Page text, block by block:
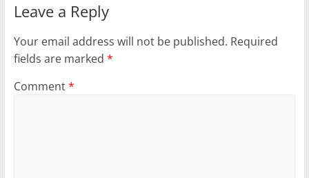
Leave a Reply
Your email address will not be published. Required
fields are marked *
Comment*